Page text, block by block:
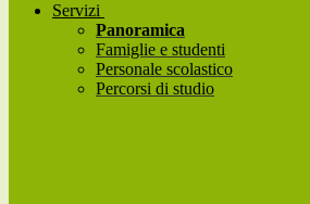
Servizi
Panoramica
Famiglie e studenti
Personale scolastico
Percorsi di studio